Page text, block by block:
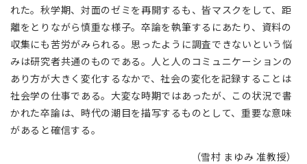
れた。秋学期、対面のゼミを再開するも、皆マスクをして、距
離をとりながら慎重な様子。卒論を執筆するにあたり、資料の
収集にも苦労がみられる。思ったように調査できないという悩
みは研究者共通のものである。人と人のコミュニケーションの
あり方が大きく変化するなかで、社会の変化を記録することは
社会学の仕事である。大変な時期ではあったが、この状況で書
かれた卒論は、時代の潮目を描写するものとして、重要な意味
があると確信する。
（雪村 まゆみ 准教授）